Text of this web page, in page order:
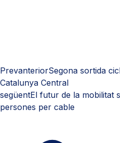
PrevanteriorSegona sortida
Catalunya Central
següentEl futur de la mobilitat
persones per cable